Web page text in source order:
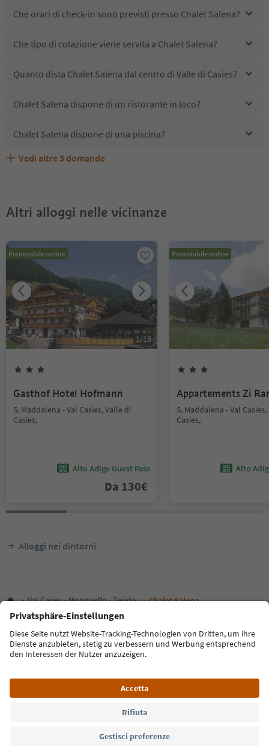
Che orari di check-in sono previsti presso Chalet Salena?
Che tipo di colazione viene servita a Chalet Salena?
Quanto dista Chalet Salena dal centro di Valle di Casies?
Chalet Salena dispone di un ristorante in loco?
Chalet Salena dispone di una piscina?
Chalet Salena accetta animali domestici?
Quali servizi/attività sono disponibili presso Chalet
Gli ospiti di Chalet Salena ricevono l'Alto Adige Guest
Vedi altre 3 domande
Altri alloggi nelle vicinanze
Prenotabile online
1/18
Gasthof Hotel Hofmann
S. Maddalena - Val Casies, Valle di
Casies,
Alto Adige Guest Pass
Da 130€
Prenotabile online
Appartements Zi
S. Maddalena - Val
Casies,
Alto
Alloggi nei dintorni
Val Casies - Monguelfo - Tesido Chalet Salena
Lingua: Italiano